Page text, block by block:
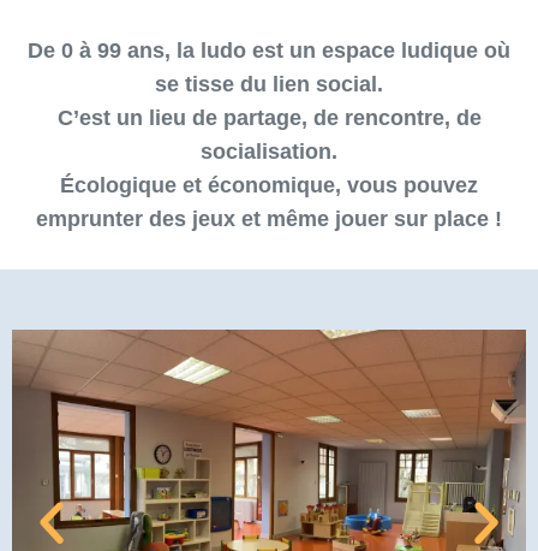
De 0 à 99 ans, la ludo est un espace ludique où
se tisse du lien social.
C’est un lieu de partage, de rencontre, de
socialisation.
Écologique et économique, vous pouvez
emprunter des jeux et même jouer sur place !